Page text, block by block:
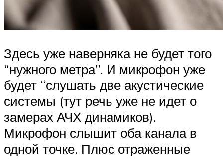
Здесь уже наверняка не будет того
“нужного метра”. И микрофон уже
будет “слушать две акустические
системы (тут речь уже не идет о
замерах АЧХ динамиков).
Микрофон слышит оба канала в
одной точке. Плюс отраженные